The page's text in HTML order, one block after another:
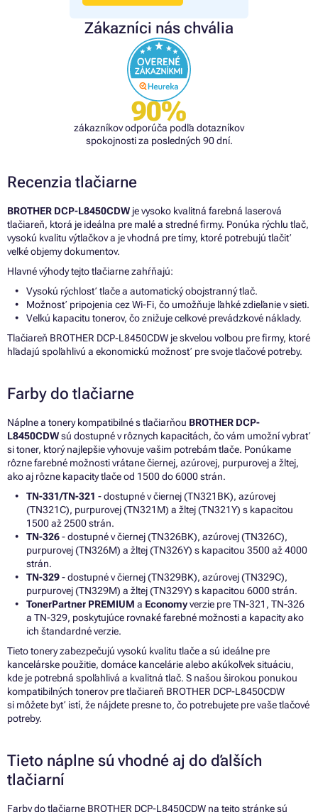
Zákazníci nás chvália
90%
zákazníkov odporúča podľa dotazníkov
spokojnosti za posledných 90 dní.
Recenzia tlačiarne
BROTHER DCP-L8450CDW je vysoko kvalitná farebná laserová
tlačiareň, ktorá je ideálna pre malé a stredné firmy. Ponúka rýchlu tlač,
vysokú kvalitu výtlačkov a je vhodná pre tímy, ktoré potrebujú tlačiť
veľké objemy dokumentov.
Hlavné výhody tejto tlačiarne zahŕňajú:
Vysokú rýchlosť tlače a automatický obojstranný tlač.
Možnosť pripojenia cez Wi-Fi, čo umožňuje ľahké zdieľanie v sieti.
Veľkú kapacitu tonerov, čo znižuje celkové prevádzkové náklady.
Tlačiareň BROTHER DCP-L8450CDW je skvelou voľbou pre firmy, ktoré
hľadajú spoľahlivú a ekonomickú možnosť pre svoje tlačové potreby.
Farby do tlačiarne
Náplne a tonery kompatibilné s tlačiarňou BROTHER DCP-
L8450CDWsú dostupné v rôznych kapacitách, čo vám umožní vybrať
si toner, ktorý najlepšie vyhovuje vašim potrebám tlače. Ponúkame
rôzne farebné možnosti vrátane čiernej, azúrovej, purpurovej a žltej,
ako aj rôzne kapacity tlače od 1500 do 6000 strán.
TN-331/TN-321 - dostupné v čiernej (TN321BK), azúrovej
(TN321C), purpurovej (TN321M) a žltej (TN321Y) s kapacitou
1500 až 2500 strán.
TN-326- dostupné v čiernej (TN326BK), azúrovej (TN326C),
purpurovej (TN326M) a žltej (TN326Y) s kapacitou 3500 až 4000
strán.
TN-329- dostupné v čiernej (TN329BK), azúrovej (TN329C),
purpurovej (TN329M) a žltej (TN329Y) s kapacitou 6000 strán.
TonerPartner PREMIUM a Economyverzie pre TN-321, TN-326
a TN-329, poskytujúce rovnaké farebné možnosti a kapacity ako
ich štandardné verzie.
Tieto tonery zabezpečujú vysokú kvalitu tlače a sú ideálne pre
kancelárske použitie, domáce kancelárie alebo akúkoľvek situáciu,
kde je potrebná spoľahlivá a kvalitná tlač. S našou širokou ponukou
kompatibilných tonerov pre tlačiareň BROTHER DCP-L8450CDW
si môžete byť istí, že nájdete presne to, čo potrebujete pre vaše tlačové
potreby.
Tieto náplne sú vhodné aj do ďalších
tlačiarní
Farby do tlačiarne BROTHER DCP-L8450CDW na tejto stránke sú